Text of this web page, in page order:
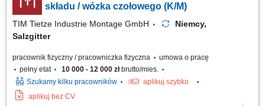
weryfikacja i przygotowywanie pakietów wysyłkowych zgodnie ze
specyfikacją; Optymalne...
składu / wózka czołowego (K/M)
TIM Tietze Industrie Montage GmbH
Niemcy,
Salzgitter
pracownik fizyczny / pracowniczka fizyczna
umowa o pracę
pełny etat
10 000 - 12 000 złbrutto/mies.
Szukamy kilku pracowników
aplikuj szybko
aplikuj bez CV